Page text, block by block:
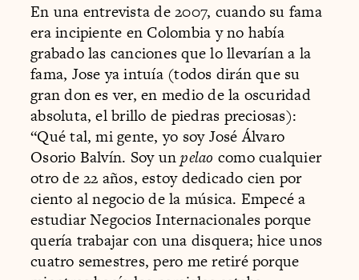
En una entrevista de 2007, cuando su fama
era incipiente en Colombia y no había
grabado las canciones que lo llevarían a la
fama, Jose ya intuía (todos dirán que su
gran don es ver, en medio de la oscuridad
absoluta, el brillo de piedras preciosas):
“Qué tal, mi gente, yo soy José Álvaro
Osorio Balvín. Soy unpelao como cualquier
otro de 22 años, estoy dedicado cien por
ciento al negocio de la música. Empecé a
estudiar Negocios Internacionales porque
quería trabajar con una disquera; hice unos
cuatro semestres, pero me retiré porque